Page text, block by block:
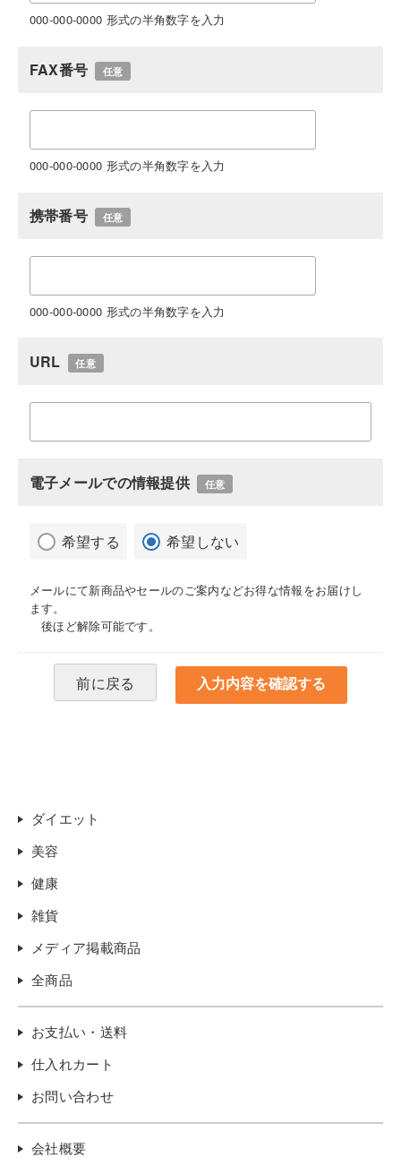
000-000-0000 形式の半角数字を入力
FAX番号 任意
000-000-0000 形式の半角数字を入力
携帯番号 任意
000-000-0000 形式の半角数字を入力
URL 任意
電子メールでの情報提供 任意
希望する 希望しない
メールにて新商品やセールのご案内などお得な情報をお届けし
ます。
後ほど解除可能です。
前に戻る
ダイエット
美容
健康
雑貨
メディア掲載商品
全商品
お支払い・送料
仕入れカート
お問い合わせ
会社概要